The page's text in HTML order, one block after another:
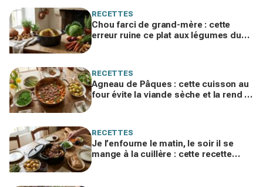
RECETTES
Chou farci de grand-mère : cette
erreur ruine ce plat aux légumes du
RECETTES
Agneau de Pâques : cette cuisson au
four évite la viande sèche et la rend si
RECETTES
Je l’enfourne le matin, le soir il se
mange à la cuillère : cette recette